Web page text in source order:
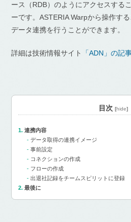
ース（RDB）のようにアクセスする
ーです。ASTERIA Warpから操作す
データ連携を行うことができます。
詳細は技術情報サイト 「ADN」の記
目次 [hide]
連携内容
データ取得の連携イメージ
事前設定
コネクションの作成
フローの作成
出退社記録をチームスピリットに登録
最後に